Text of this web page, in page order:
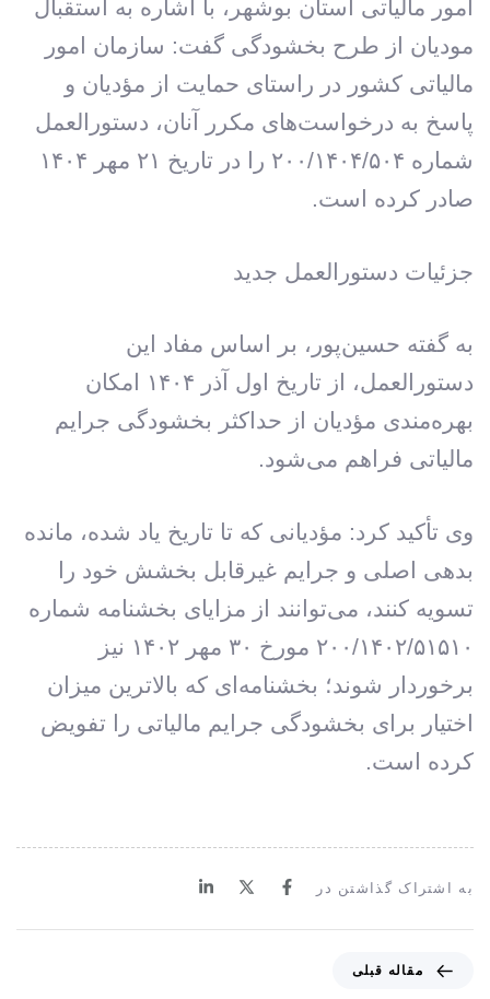
امور مالیاتی استان بوشهر، با اشاره به استقبال
مودیان از طرح بخشودگی گفت: سازمان امور
مالیاتی کشور در راستای حمایت از مؤدیان و
پاسخ به درخواست‌های مکرر آنان، دستورالعمل
شماره ۲۰۰/۱۴۰۴/۵۰۴ را در تاریخ ۲۱ مهر ۱۴۰۴
صادر کرده است.
جزئیات دستورالعمل جدید
به گفته حسین‌پور، بر اساس مفاد این
دستورالعمل، از تاریخ اول آذر ۱۴۰۴ امکان
بهره‌مندی مؤدیان از حداکثر بخشودگی جرایم
مالیاتی فراهم می‌شود.
وی تأکید کرد: مؤدیانی که تا تاریخ یاد شده، مانده
بدهی اصلی و جرایم غیرقابل بخشش خود را
تسویه کنند، می‌توانند از مزایای بخشنامه شماره
۲۰۰/۱۴۰۲/۵۱۵۱۰ مورخ ۳۰ مهر ۱۴۰۲ نیز
برخوردار شوند؛ بخشنامه‌ای که بالاترین میزان
اختیار برای بخشودگی جرایم مالیاتی را تفویض
کرده است.
به اشتراک گذاشتن در
مقاله قبلی